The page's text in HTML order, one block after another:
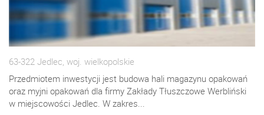
63-322 Jedlec, woj. wielkopolskie
Przedmiotem inwestycji jest budowa hali magazynu opakowań
oraz myjni opakowań dla firmy Zakłady Tłuszczowe Werbliński
w miejscowości Jedlec. W zakres...